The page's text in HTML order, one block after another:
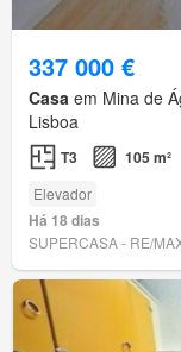
337 000 €
Casa em Mina de
Lisboa
T3 105 m²
Elevador
Há 18 dias
SUPERCASA - RE/